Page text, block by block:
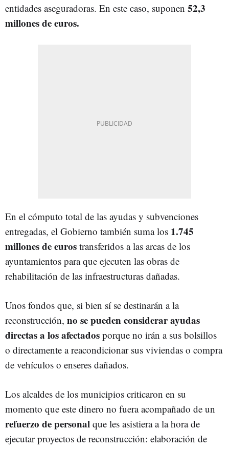
entidades aseguradoras. En este caso, suponen 52,3
millones de euros.
En el cómputo total de las ayudas y subvenciones
entregadas, el Gobierno también suma los 1.745
millones de euros transferidos a las arcas de los
ayuntamientos para que ejecuten las obras de
rehabilitación de las infraestructuras dañadas.
Unos fondos que, si bien sí se destinarán a la
reconstrucción, no se pueden considerar ayudas
directas a los afectados porque no irán a sus bolsillos
o directamente a reacondicionar sus viviendas o compra
de vehículos o enseres dañados.
Los alcaldes de los municipios criticaron en su
momento que este dinero no fuera acompañado de un
refuerzo de personal que les asistiera a la hora de
ejecutar proyectos de reconstrucción: elaboración de